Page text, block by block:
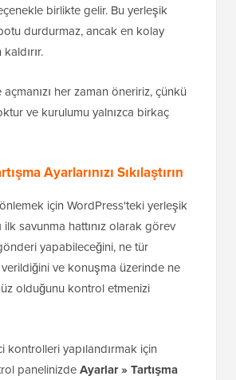
birlikte gelir. Bu yerleşik
durdurmaz, ancak en kolay
açmanızı her zaman öneririz, çünkü
ve kurulumu yalnızca birkaç
Ayarlarınızı Sıkılaştırın
için WordPress'teki yerleşik
ilk savunma hattınız olarak görev
yapabileceğini, ne tür
verildiğini ve konuşma üzerinde ne
olduğunu kontrol etmenizi
kontrolleri yapılandırmak için
panelinizdeAyarlar » Tartışma